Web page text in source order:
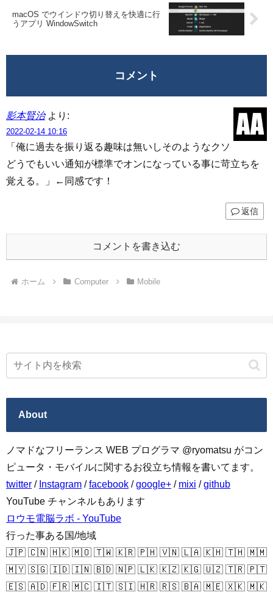
macOS でウインドウ切り替えを快適に行
うアプリ WindowSwitch
コメント
影本賢治 より:
2022-02-14 10:16
「俺に過去を振り返る趣味は無いしそのようなクソ
どうでもいい通知が標準でオンになっている事に苛立ちを
覚える。」←同感です！
返信
コメントを書き込む
ホーム Computer Mobile
About
ノマドなフリーランス WEB プログラマ @ryomatsu がコン
ピュータ・モバイルに関するお役立ち情報を書いてます。
twitter / Instagram /facebook /google+ / mixi /github
YouTube チャンネルもあります
ロウモ電脳ラボ - YouTube
行った事ある国/地域
🇯🇵 🇨🇳 🇭🇰 🇲🇴 🇹🇼 🇰🇷 🇵🇭 🇻🇳 🇱🇦 🇰🇭 🇹🇭 🇲🇲
🇲🇾 🇸🇬 🇮🇩 🇮🇳 🇧🇩 🇳🇵 🇱🇰 🇰🇿 🇰🇬 🇺🇿 🇹🇷 🇵🇹
🇪🇸 🇦🇩 🇫🇷 🇲🇨 🇮🇹 🇸🇮 🇭🇷 🇷🇸 🇧🇦 🇲🇪 🇽🇰 🇲🇰